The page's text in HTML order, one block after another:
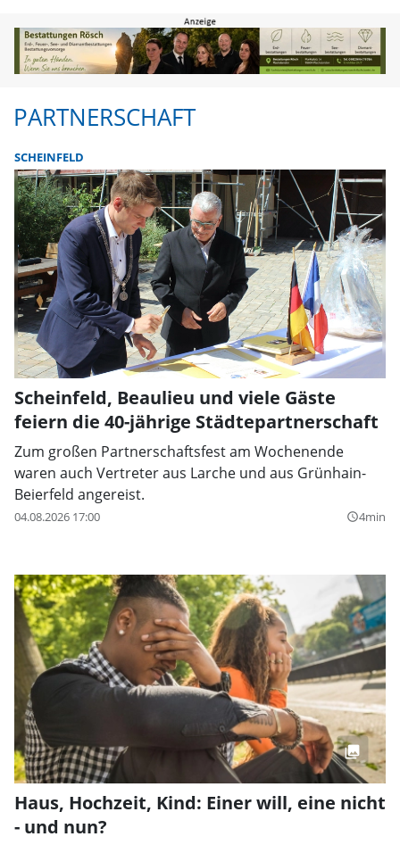
Partnerschaft | FLZ.de
PARTNERSCHAFT
SCHEINFELD
Scheinfeld, Beaulieu und viele Gäste
feiern die 40-jährige Städtepartnerschaft
Zum großen Partnerschaftsfest am Wochenende
waren auch Vertreter aus Larche und aus Grünhain-
Beierfeld angereist.
04.08.2026 17:00 query_builder4min
Haus, Hochzeit, Kind: Einer will, eine nicht
- und nun?